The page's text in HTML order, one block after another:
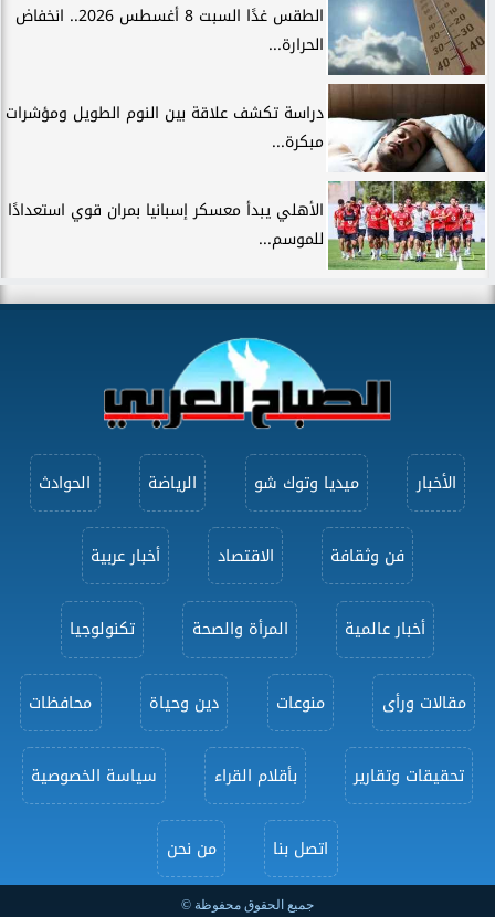
الطقس غدًا السبت 8 أغسطس 2026.. انخفاض
الحرارة...
دراسة تكشف علاقة بين النوم الطويل ومؤشرات
مبكرة...
الأهلي يبدأ معسكر إسبانيا بمران قوي استعدادًا
للموسم...
الأخبار ميديا وتوك شو الرياضة الحوادث
فن وثقافة الاقتصاد أخبار عربية
أخبار عالمية المرأة والصحة تكنولوجيا
مقالات ورأى منوعات دين وحياة محافظات
تحقيقات وتقارير بأقلام القراء سياسة الخصوصية
اتصل بنا من نحن
جميع الحقوق محفوظة ©